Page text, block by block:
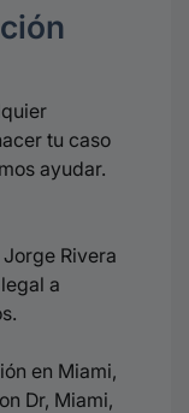
tu caso
ayudar.
Rivera
a
en Miami,
Dr, Miami,